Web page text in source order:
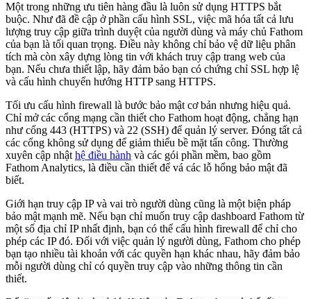
Một trong những ưu tiên hàng đầu là luôn sử dụng HTTPS bắt
buộc. Như đã đề cập ở phần cấu hình SSL, việc mã hóa tất cả lưu
lượng truy cập giữa trình duyệt của người dùng và máy chủ Fathom
của bạn là tối quan trọng. Điều này không chỉ bảo vệ dữ liệu phân
tích mà còn xây dựng lòng tin với khách truy cập trang web của
bạn. Nếu chưa thiết lập, hãy đảm bảo bạn có chứng chỉ SSL hợp lệ
và cấu hình chuyển hướng HTTP sang HTTPS.
Tối ưu cấu hình firewall là bước bảo mật cơ bản nhưng hiệu quả.
Chỉ mở các cổng mạng cần thiết cho Fathom hoạt động, chẳng hạn
như cổng 443 (HTTPS) và 22 (SSH) để quản lý server. Đóng tất cả
các cổng không sử dụng để giảm thiểu bề mặt tấn công. Thường
xuyên cập nhậthệ điều hành và các gói phần mềm, bao gồm
Fathom Analytics, là điều cần thiết để vá các lỗ hổng bảo mật đã
biết.
Giới hạn truy cập IP và vai trò người dùng cũng là một biện pháp
bảo mật mạnh mẽ. Nếu bạn chỉ muốn truy cập dashboard Fathom từ
một số địa chỉ IP nhất định, bạn có thể cấu hình firewall để chỉ cho
phép các IP đó. Đối với việc quản lý người dùng, Fathom cho phép
bạn tạo nhiều tài khoản với các quyền hạn khác nhau, hãy đảm bảo
mỗi người dùng chỉ có quyền truy cập vào những thông tin cần
thiết.